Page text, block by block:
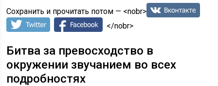
Сохранить и прочитать потом — <nobr>
</nobr>
Битва за превосходство в
окружении звучанием во всех
подробностях